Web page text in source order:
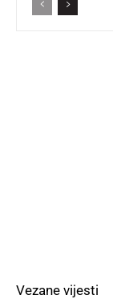
Vezane vijesti